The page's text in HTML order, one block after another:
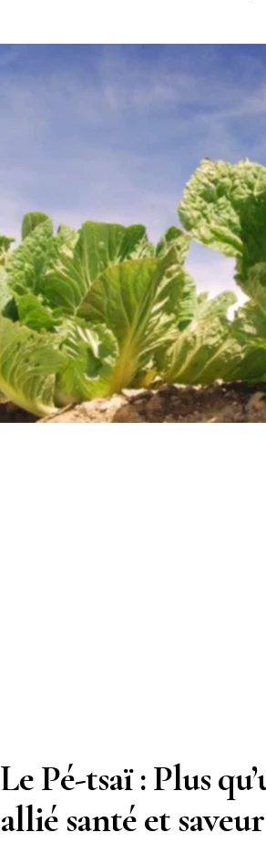
Le Pé-tsaï : Plus
allié santé et saveur